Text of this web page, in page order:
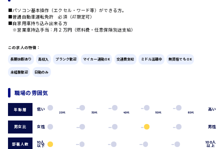
製造・軽作業・物流系
製造オペレーター
ピッキング・仕分け
軽作業
フォークリフト
介護・医療系
広島市東区
■パソコン基本操作（エクセル・ワード等）ができる方。
■普通自動車運転免許 必須（AT限定可）
■自家用車持ち込み出来る方
※営業車持込手当：月２万円（燃料費・任意保険別途支給）
この求人の特徴：
長期休暇あり 高収入 ブランク歓迎 マイカー通勤OK 交通費支給 ミドル活躍中 無資格でもOK
未経験歓迎 日勤のみ
職場の雰囲気
年齢層 低い
20代 30代 40代 50代 60代
高い
男女比 女性 男性
部署人数 10人
以下
100人
以上